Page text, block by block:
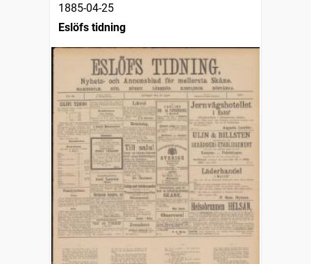
1885-04-25
Eslöfs tidning